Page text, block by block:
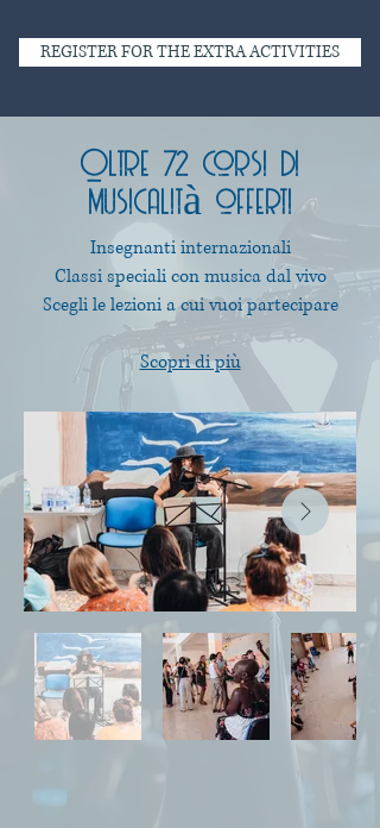
REGISTER FOR THE EXTRA ACTIVITIES
Oltre 72 corsi di
musicalità offerti
Insegnanti internazionali
Classi speciali con musica dal vivo
Scegli le lezioni a cui vuoi partecipare
Scopri di più